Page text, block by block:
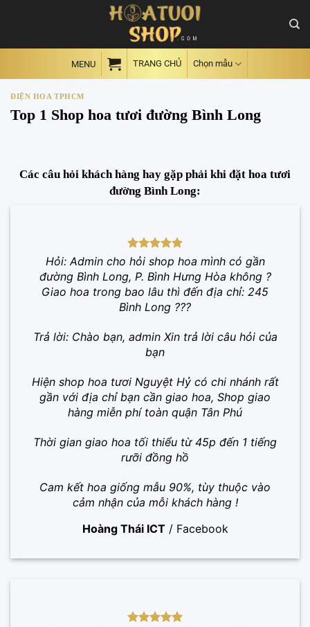
MENU TRANG CHỦ Chọn mẫu
ĐIỆN HOA TPHCM
Top 1 Shop hoa tươi đường Bình Long
Các câu hỏi khách hàng hay gặp phải khi đặt hoa tươi
đường Bình Long:
Hỏi: Admin cho hỏi shop hoa mình có gần
đường Bình Long, P. Bình Hưng Hòa không ?
Giao hoa trong bao lâu thì đến địa chỉ: 245
Bình Long ???
Trả lời: Chào bạn, admin Xin trả lời câu hỏi của
bạn
Hiện shop hoa tươi Nguyệt Hỷ có chi nhánh rất
gần với địa chỉ bạn cần giao hoa, Shop giao
hàng miễn phí toàn quận Tân Phú
Thời gian giao hoa tối thiểu từ 45p đến 1 tiếng
rưỡi đồng hồ
Cam kết hoa giống mẫu 90%, tùy thuộc vào
cảm nhận của mỗi khách hàng !
Hoàng Thái ICT / Facebook